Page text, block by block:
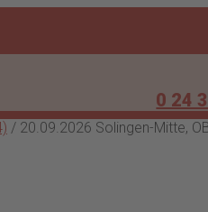
0 24
/ 20.09.2026 Solingen-Mitte,